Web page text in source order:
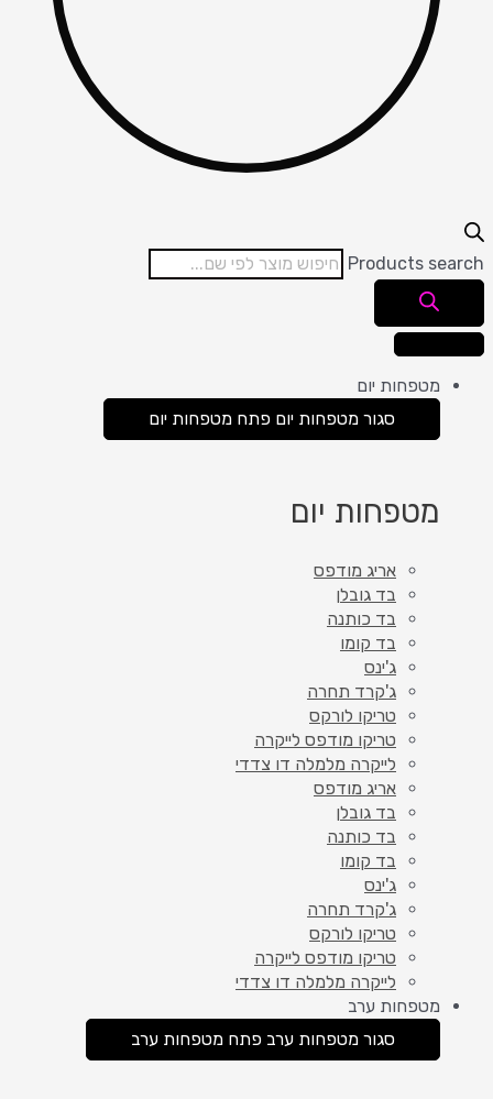
Products search
מטפחות יום
סגור מטפחות יום פתח מטפחות יום
מטפחות יום
אריג מודפס
בד גובלן
בד כותנה
בד קומו
ג'ינס
ג'קרד תחרה
טריקו לורקס
טריקו מודפס לייקרה
לייקרה מלמלה דו צדדי
אריג מודפס
בד גובלן
בד כותנה
בד קומו
ג'ינס
ג'קרד תחרה
טריקו לורקס
טריקו מודפס לייקרה
לייקרה מלמלה דו צדדי
מטפחות ערב
סגור מטפחות ערב פתח מטפחות ערב